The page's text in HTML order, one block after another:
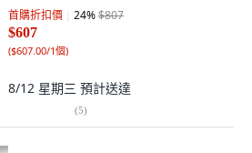
首購折扣價 24%$807
$607
($607.00/1個)
8/12 星期三 預計送達
(5)